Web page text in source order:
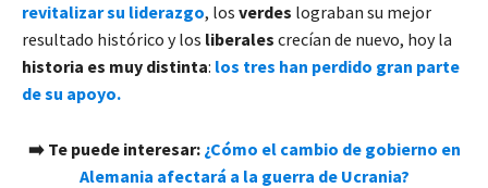
revitalizar su liderazgo, los verdes lograban su mejor
resultado histórico y los liberales crecían de nuevo, hoy la
historia es muy distinta: los tres han perdido gran parte
de su apoyo.
➡️ Te puede interesar: ¿Cómo el cambio de gobierno en
Alemania afectará a la guerra de Ucrania?